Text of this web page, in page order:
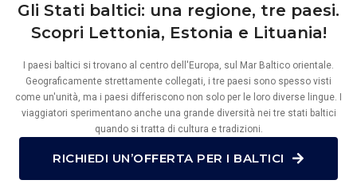
Gli Stati baltici: una regione, tre paesi.
Scopri Lettonia, Estonia e Lituania!
I paesi baltici si trovano al centro dell'Europa, sul Mar Baltico orientale.
Geograficamente strettamente collegati, i tre paesi sono spesso visti
come un'unità, ma i paesi differiscono non solo per le loro diverse lingue. I
viaggiatori sperimentano anche una grande diversità nei tre stati baltici
quando si tratta di cultura e tradizioni.
RICHIEDI UN’OFFERTA PER I BALTICI